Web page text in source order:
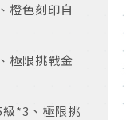
橙色刻印自
極限挑戰金
*3、極限挑